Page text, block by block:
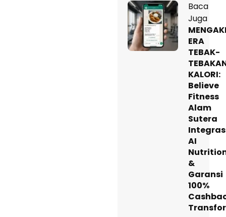
Baca
Juga
ERA
TEBAK-
KALORI:
Believe
Fitness
Alam
Sutera
AI
&
Garansi
100%